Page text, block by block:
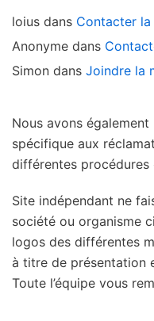
loius dans Contacter la
Anonyme dans
Simon dans Joindre la
Nous avons
spécifique aux
différentes procédures
Site indépendant ne
société ou organisme
logos des différentes
à titre de présentation
Toute l’équipe vous